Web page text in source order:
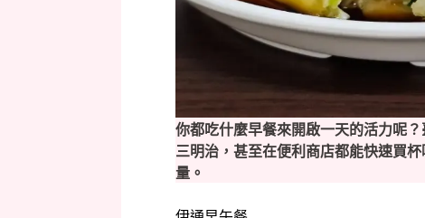
你都吃什麼早餐來開啟一天的活力呢
三明治，甚至在便利商店都能快速買
量。